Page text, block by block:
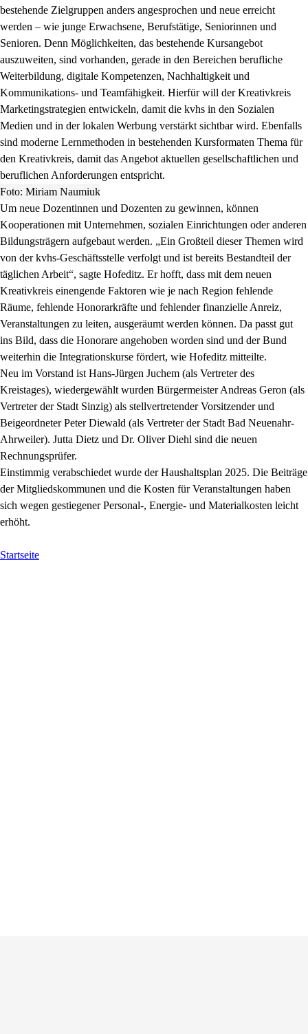
bestehende Zielgruppen anders angesprochen und neue erreicht
werden – wie junge Erwachsene, Berufstätige, Seniorinnen und
Senioren. Denn Möglichkeiten, das bestehende Kursangebot
auszuweiten, sind vorhanden, gerade in den Bereichen berufliche
Weiterbildung, digitale Kompetenzen, Nachhaltigkeit und
Kommunikations- und Teamfähigkeit. Hierfür will der Kreativkreis
Marketingstrategien entwickeln, damit die kvhs in den Sozialen
Medien und in der lokalen Werbung verstärkt sichtbar wird. Ebenfalls
sind moderne Lernmethoden in bestehenden Kursformaten Thema für
den Kreativkreis, damit das Angebot aktuellen gesellschaftlichen und
beruflichen Anforderungen entspricht.
Foto: Miriam Naumiuk
Um neue Dozentinnen und Dozenten zu gewinnen, können
Kooperationen mit Unternehmen, sozialen Einrichtungen oder anderen
Bildungsträgern aufgebaut werden. „Ein Großteil dieser Themen wird
von der kvhs-Geschäftsstelle verfolgt und ist bereits Bestandteil der
täglichen Arbeit“, sagte Hofeditz. Er hofft, dass mit dem neuen
Kreativkreis einengende Faktoren wie je nach Region fehlende
Räume, fehlende Honorarkräfte und fehlender finanzielle Anreiz,
Veranstaltungen zu leiten, ausgeräumt werden können. Da passt gut
ins Bild, dass die Honorare angehoben worden sind und der Bund
weiterhin die Integrationskurse fördert, wie Hofeditz mitteilte.
Neu im Vorstand ist Hans-Jürgen Juchem (als Vertreter des
Kreistages), wiedergewählt wurden Bürgermeister Andreas Geron (als
Vertreter der Stadt Sinzig) als stellvertretender Vorsitzender und
Beigeordneter Peter Diewald (als Vertreter der Stadt Bad Neuenahr-
Ahrweiler). Jutta Dietz und Dr. Oliver Diehl sind die neuen
Rechnungsprüfer.
Einstimmig verabschiedet wurde der Haushaltsplan 2025. Die Beiträge
der Mitgliedskommunen und die Kosten für Veranstaltungen haben
sich wegen gestiegener Personal-, Energie- und Materialkosten leicht
erhöht.
Startseite